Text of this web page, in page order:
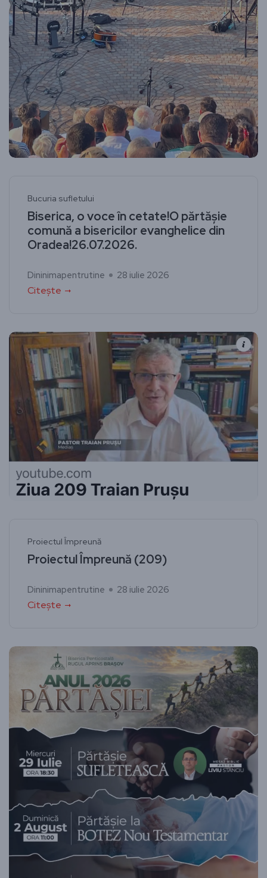
Bucuria sufletului
Biserica, o voce în cetate!O părtășie
comună a bisericilor evanghelice din
Oradea!26.07.2026.
Dininimapentrutine 28 iulie 2026
Citește
Proiectul Împreună
Proiectul Împreună (209)
Dininimapentrutine 28 iulie 2026
Citește